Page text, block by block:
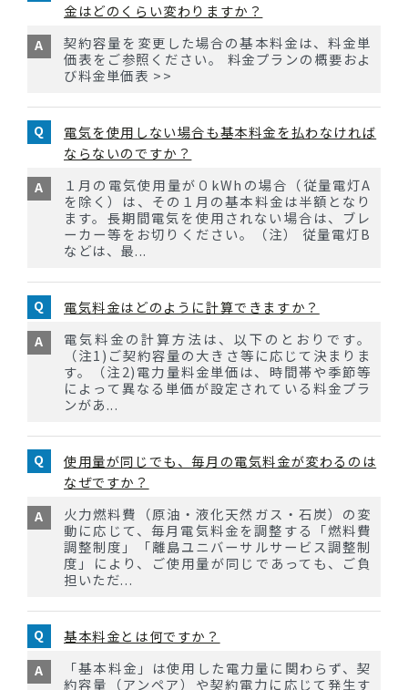
金はどのくらい変わりますか？
契約容量を変更した場合の基本料金は、料金単
価表をご参照ください。 料金プランの概要およ
び料金単価表 >>
電気を使用しない場合も基本料金を払わなければ
ならないのですか？
１月の電気使用量が０kWhの場合（従量電灯A
を除く）は、その１月の基本料金は半額となり
ます。長期間電気を使用されない場合は、ブレ
ーカー等をお切りください。（注） 従量電灯B
などは、最...
電気料金はどのように計算できますか？
電気料金の計算方法は、以下のとおりです。
（注1)ご契約容量の大きさ等に応じて決まりま
す。（注2)電力量料金単価は、時間帯や季節等
によって異なる単価が設定されている料金プラ
ンがあ...
使用量が同じでも、毎月の電気料金が変わるのは
なぜですか？
火力燃料費（原油・液化天然ガス・石炭）の変
動に応じて、毎月電気料金を調整する「燃料費
調整制度」「離島ユニバーサルサービス調整制
度」により、ご使用量が同じであっても、ご負
担いただ...
基本料金とは何ですか？
「基本料金」は使用した電力量に関わらず、契
約容量（アンペア）や契約電力に応じて発生す